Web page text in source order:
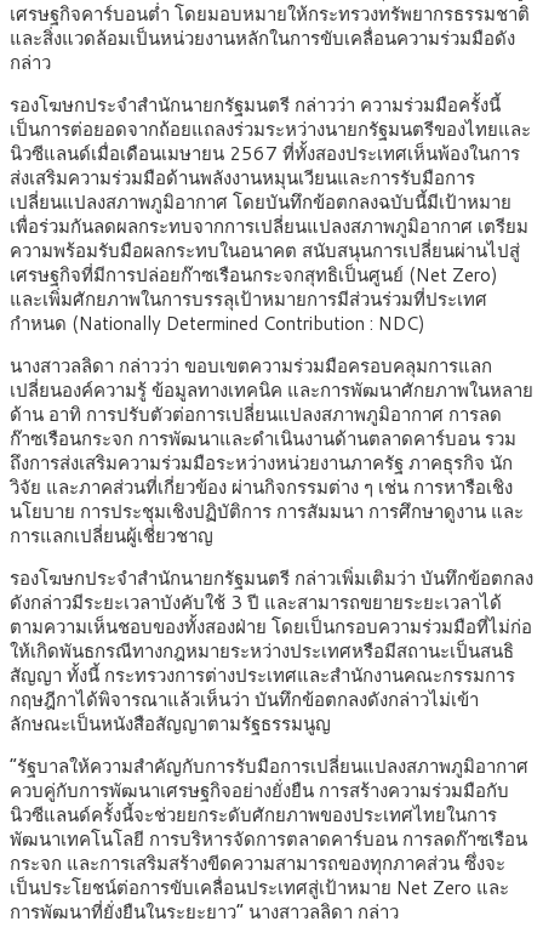
เศรษฐกิจคาร์บอนต่ำ โดยมอบหมายให้กระทรวงทรัพยากรธรรมชาติ
และสิ่งแวดล้อมเป็นหน่วยงานหลักในการขับเคลื่อนความร่วมมือดัง
กล่าว
รองโฆษกประจำสำนักนายกรัฐมนตรี กล่าวว่า ความร่วมมือครั้งนี้
เป็นการต่อยอดจากถ้อยแถลงร่วมระหว่างนายกรัฐมนตรีของไทยและ
นิวซีแลนด์เมื่อเดือนเมษายน 2567 ที่ทั้งสองประเทศเห็นพ้องในการ
ส่งเสริมความร่วมมือด้านพลังงานหมุนเวียนและการรับมือการ
เปลี่ยนแปลงสภาพภูมิอากาศ โดยบันทึกข้อตกลงฉบับนี้มีเป้าหมาย
เพื่อร่วมกันลดผลกระทบจากการเปลี่ยนแปลงสภาพภูมิอากาศ เตรียม
ความพร้อมรับมือผลกระทบในอนาคต สนับสนุนการเปลี่ยนผ่านไปสู่
เศรษฐกิจที่มีการปล่อยก๊าซเรือนกระจกสุทธิเป็นศูนย์ (Net Zero)
และเพิ่มศักยภาพในการบรรลุเป้าหมายการมีส่วนร่วมที่ประเทศ
กำหนด (Nationally Determined Contribution : NDC)
นางสาวลลิดา กล่าวว่า ขอบเขตความร่วมมือครอบคลุมการแลก
เปลี่ยนองค์ความรู้ ข้อมูลทางเทคนิค และการพัฒนาศักยภาพในหลาย
ด้าน อาทิ การปรับตัวต่อการเปลี่ยนแปลงสภาพภูมิอากาศ การลด
ก๊าซเรือนกระจก การพัฒนาและดำเนินงานด้านตลาดคาร์บอน รวม
ถึงการส่งเสริมความร่วมมือระหว่างหน่วยงานภาครัฐ ภาคธุรกิจ นัก
วิจัย และภาคส่วนที่เกี่ยวข้อง ผ่านกิจกรรมต่าง ๆ เช่น การหารือเชิง
นโยบาย การประชุมเชิงปฏิบัติการ การสัมมนา การศึกษาดูงาน และ
การแลกเปลี่ยนผู้เชี่ยวชาญ
รองโฆษกประจำสำนักนายกรัฐมนตรี กล่าวเพิ่มเติมว่า บันทึกข้อตกลง
ดังกล่าวมีระยะเวลาบังคับใช้ 3 ปี และสามารถขยายระยะเวลาได้
ตามความเห็นชอบของทั้งสองฝ่าย โดยเป็นกรอบความร่วมมือที่ไม่ก่อ
ให้เกิดพันธกรณีทางกฎหมายระหว่างประเทศหรือมีสถานะเป็นสนธิ
สัญญา ทั้งนี้ กระทรวงการต่างประเทศและสำนักงานคณะกรรมการ
กฤษฎีกาได้พิจารณาแล้วเห็นว่า บันทึกข้อตกลงดังกล่าวไม่เข้า
ลักษณะเป็นหนังสือสัญญาตามรัฐธรรมนูญ
“รัฐบาลให้ความสำคัญกับการรับมือการเปลี่ยนแปลงสภาพภูมิอากาศ
ควบคู่กับการพัฒนาเศรษฐกิจอย่างยั่งยืน การสร้างความร่วมมือกับ
นิวซีแลนด์ครั้งนี้จะช่วยยกระดับศักยภาพของประเทศไทยในการ
พัฒนาเทคโนโลยี การบริหารจัดการตลาดคาร์บอน การลดก๊าซเรือน
กระจก และการเสริมสร้างขีดความสามารถของทุกภาคส่วน ซึ่งจะ
เป็นประโยชน์ต่อการขับเคลื่อนประเทศสู่เป้าหมาย Net Zero และ
การพัฒนาที่ยั่งยืนในระยะยาว” นางสาวลลิดา กล่าว